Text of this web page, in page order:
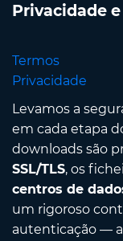
Privacidade
Termos
Privacidade
Levamos a
em cada etapa
downloads são
SSL/TLS, os
centros de
um rigoroso
autenticação —